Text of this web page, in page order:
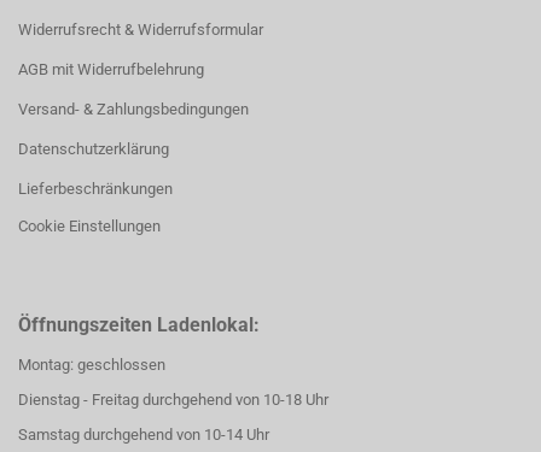
Widerrufsrecht & Widerrufsformular
AGB mit Widerrufbelehrung
Versand- & Zahlungsbedingungen
Datenschutzerklärung
Lieferbeschränkungen
Cookie Einstellungen
Öffnungszeiten Ladenlokal:
Montag: geschlossen
Dienstag - Freitag durchgehend von 10-18 Uhr
Samstag durchgehend von 10-14 Uhr